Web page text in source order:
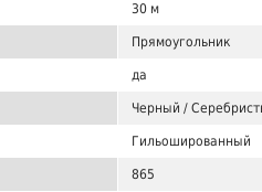
30 м
Прямоугольник
да
Черный /
Гильошированный
865